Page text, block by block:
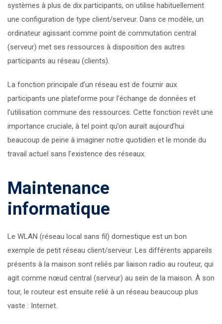
systèmes à plus de dix participants, on utilise habituellement
une configuration de type client/serveur. Dans ce modèle, un
ordinateur agissant comme point de commutation central
(serveur) met ses ressources à disposition des autres
participants au réseau (clients).
La fonction principale d’un réseau est de fournir aux
participants une plateforme pour l’échange de données et
l’utilisation commune des ressources. Cette fonction revêt une
importance cruciale, à tel point qu’on aurait aujourd’hui
beaucoup de peine à imaginer notre quotidien et le monde du
travail actuel sans l’existence des réseaux.
Maintenance
informatique
Le WLAN (réseau local sans fil) domestique est un bon
exemple de petit réseau client/serveur. Les différents appareils
présents à la maison sont reliés par liaison radio au routeur, qui
agit comme nœud central (serveur) au sein de la maison. À son
tour, le routeur est ensuite relié à un réseau beaucoup plus
vaste : Internet.